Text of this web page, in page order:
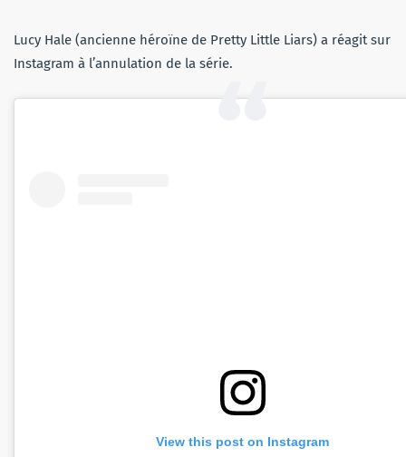
Lucy Hale (ancienne héroïne de Pretty Little Liars) a réagit sur
Instagram à l’annulation de la série.
View this post on Instagram